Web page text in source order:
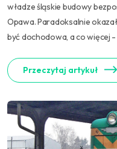
władze śląskie budowy
Opawa. Paradoksalnie
być dochodowa, a co więcej
Przeczytaj artykuł